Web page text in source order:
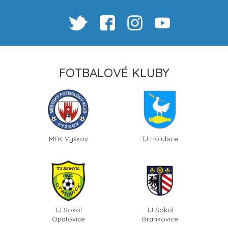
FOTBALOVÉ KLUBY
MFK Vyškov TJ Holubice
TJ Sokol
Opatovice
TJ Sokol
Brankovice